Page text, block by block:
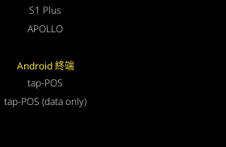
S1 Plus
APOLLO
Android 終端
tap-POS
tap-POS (data only)